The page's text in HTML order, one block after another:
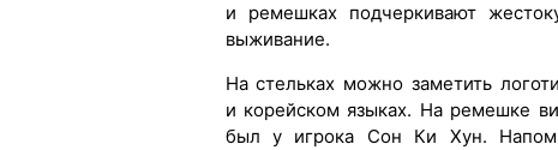
и ремешках подчеркивают
выживание.
На стельках можно заметить
и корейском языках. На ремешке
был у игрока Сон Ки Хун.